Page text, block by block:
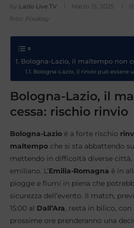
by Lazio Live TV Marzo 15, 2025
foto: Pixabay
Bologna-Lazio, il maltempo non
Bologna-Lazio, il rinvio può essere
Bologna-Lazio, il
cessa: rischio rinvio
Bologna-Lazio è a forte rischio
maltempo che si sta abbattendo sul
mettendo in difficoltà diverse
emiliano. L’Emilia-Romagna è in
piogge e fiumi in piena che
sicurezza dell’evento. Il match,
15:00 al Dall’Ara, resta in bilico,
prossime ore prenderanno una